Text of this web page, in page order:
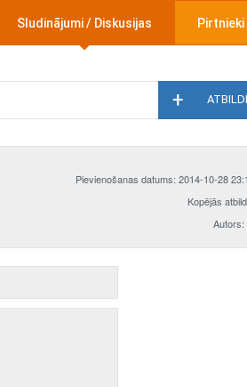
Sludinājumi / Diskusijas Pirtnieki
Pievienošanas datums: 2014-10-28
Kopējās
Autors: